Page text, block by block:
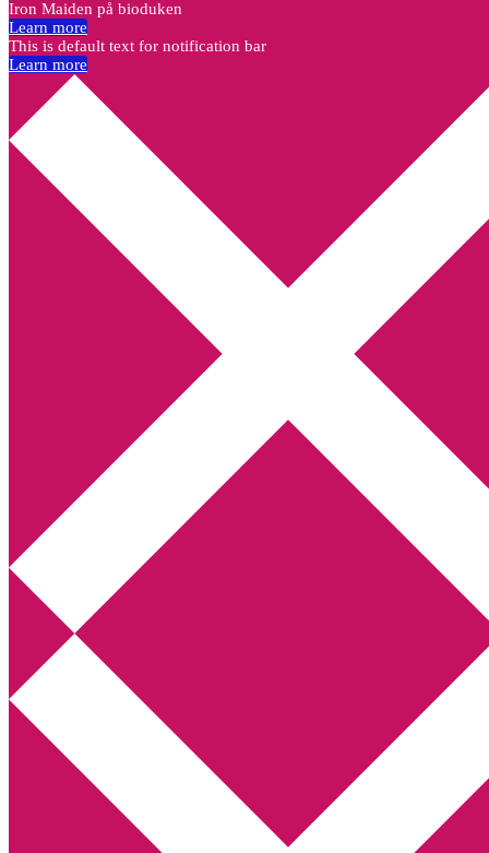
Annikas litteratur- och kulturblogg
Deckare, kriminalromaner, thrillers
Hem
Boktolva
Författarfemman
Kontakt
Webbshop Amazon
Iron Maiden på bioduken
Learn more
This is default text for notification bar
Learn more